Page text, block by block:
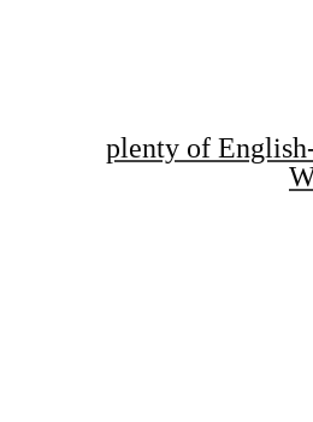
plenty of